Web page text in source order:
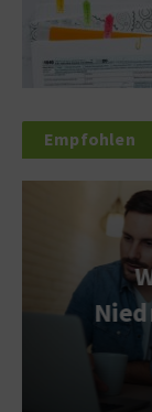
Empfohlen